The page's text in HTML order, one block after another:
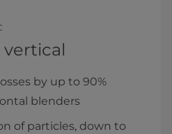
vertical
by up to 90%
blenders
of particles, down to